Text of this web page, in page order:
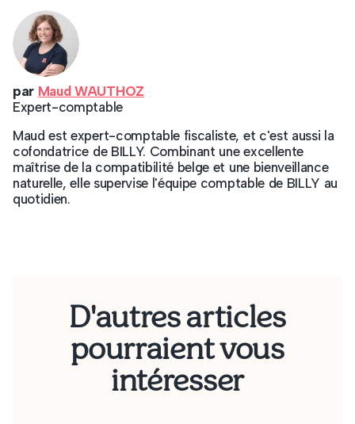
par Maud WAUTHOZ
Expert-comptable
Maud est expert-comptable fiscaliste, et c'est aussi la
cofondatrice de BILLY. Combinant une excellente
maîtrise de la compatibilité belge et une bienveillance
naturelle, elle supervise l'équipe comptable de BILLY au
quotidien.
D'autres articles
pourraient vous
intéresser